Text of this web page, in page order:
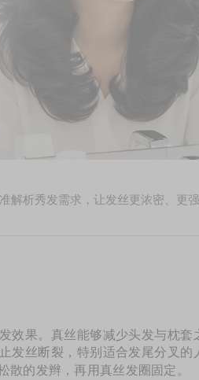
解析秀发需求，让发丝更浓密、更
效果。真丝能够减少头发与枕套
发丝断裂，特别适合发尾分叉的
的发辫，再用真丝发圈固定。